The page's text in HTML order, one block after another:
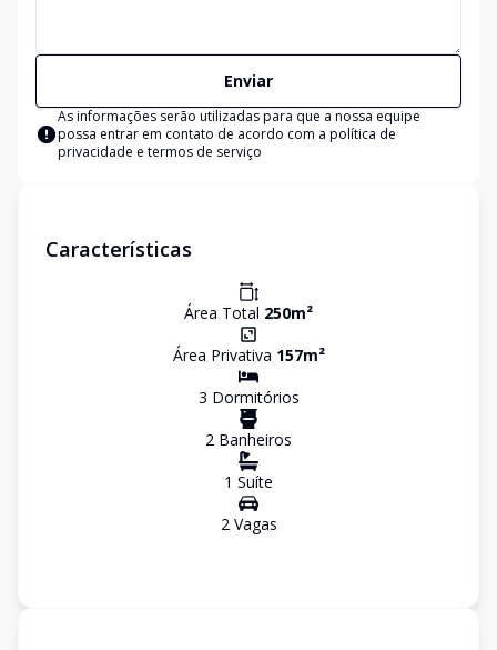
Enviar
As informações serão utilizadas para que a nossa equipe
possa entrar em contato de acordo com a política de
privacidade e termos de serviço
Características
Área Total 250m²
Área Privativa 157m²
3 Dormitórios
2 Banheiros
1 Suíte
2Vagas